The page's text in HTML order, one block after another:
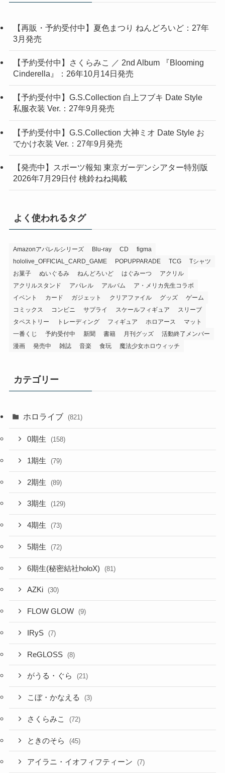
【再販・予約受付中】夏色まつり ねんどろいど：27年
3月発売
【予約受付中】さくらみこ ／ 2nd Album 『Blooming
Cinderella』：26年10月14日発売
【予約受付中】G.S.Collection 白上フブキ Date Style
私服衣装 Ver.：27年9月発売
【予約受付中】G.S.Collection 大神ミオ Date Style お
でかけ衣装 Ver.：27年9月発売
【発売中】スポーツ報知 東京ガーデンシアター特別版
2026年7月29日付 桃鈴ねね掲載
よく使われるタグ
Amazonアパレルシリーズ Blu-ray CD
figma
hololive_OFFICIAL_CARD_GAME
POPUPPARADE TCG
Tシャツ
お菓子
ぬいぐるみ ねんどろいど はぐみーつ
アクリル
アクリルスタンド
アパレル アルバム
ア・メリカ先生コラボ
イベント
カード ガジェット クリアファイル グッズ
ゲーム
コミックス
コンビニ サプライ スケールフィギュア
スリーブ
タペストリー
トレーディング フィギュア ホロアース
マット
一番くじ
予約受付中 新聞 書籍 月刊グッズ
活動終了メンバー
漫画
発売中 雑誌 音楽 食玩 魔法少女ホロウィッチ
カテゴリー
ホロライブ (821)
0期生 (158)
1期生 (79)
2期生 (89)
3期生 (129)
4期生 (73)
5期生 (72)
6期生(秘密結社holoX) (81)
AZKi (30)
FLOW GLOW (9)
IRyS (7)
ReGLOSS (8)
がうる・ぐら (21)
こぼ・かなえる (3)
さくらみこ (72)
ときのそら (45)
アイラニ・イオフィフティーン (7)